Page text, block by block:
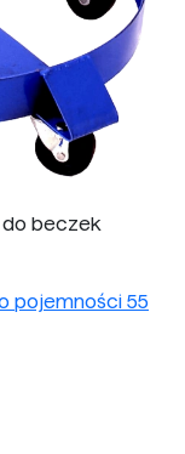
beczek
pojemności 55